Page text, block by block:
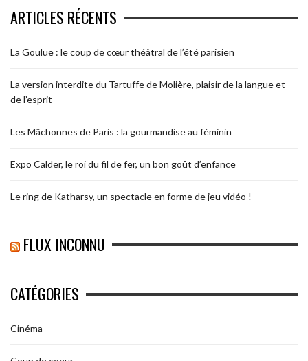
ARTICLES RÉCENTS
La Goulue : le coup de cœur théâtral de l’été parisien
La version interdite du Tartuffe de Molière, plaisir de la langue et
de l’esprit
Les Mâchonnes de Paris : la gourmandise au féminin
Expo Calder, le roi du fil de fer, un bon goût d’enfance
Le ring de Katharsy, un spectacle en forme de jeu vidéo !
FLUX INCONNU
CATÉGORIES
Cinéma